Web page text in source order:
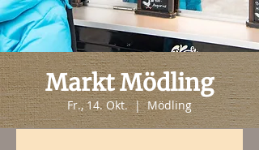
Markt Mödling
Fr., 14. Okt.
  |
Mödling